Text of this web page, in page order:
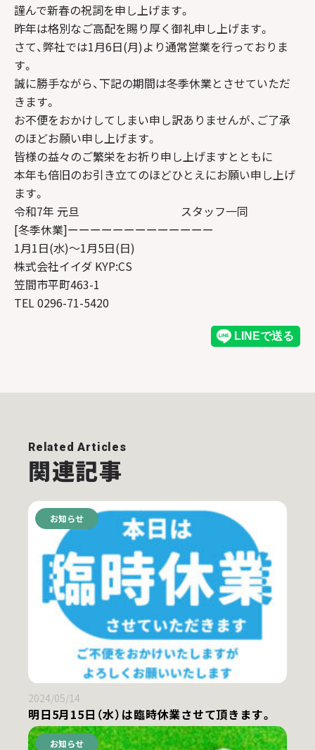
謹んで新春の祝詞を申し上げます。
昨年は格別なご高配を賜り厚く御礼申し上げます。
さて、弊社では1月6日(月)より通常営業を行っておりま
す。
誠に勝手ながら、下記の期間は冬季休業とさせていただ
きます。
お不便をおかけしてしまい申し訳ありませんが、ご了承
のほどお願い申し上げます。
皆様の益々のご繁栄をお祈り申し上げますとともに
本年も倍旧のお引き立てのほどひとえにお願い申し上げ
ます。
令和7年 元旦 スタッフ一同
[冬季休業]ーーーーーーーーーーーーー
1月1日(水)～1月5日(日)
株式会社イイダ KYP:CS
笠間市平町463-1
TEL 0296-71-5420
Related Articles
関連記事
お知らせ
2024/05/14
明日5月15日（水）は臨時休業させて頂きます。
お知らせ